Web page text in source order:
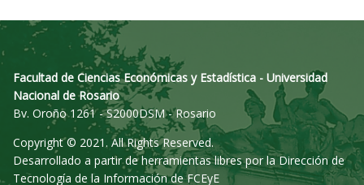
Facultad de Ciencias Económicas y Estadística - Universidad
Nacional de Rosario
Bv. Oroño 1261 - S2000DSM - Rosario
Copyright © 2021. All Rights Reserved.
Desarrollado a partir de herramientas libres por la Dirección de
Tecnología de la Información de FCEyE